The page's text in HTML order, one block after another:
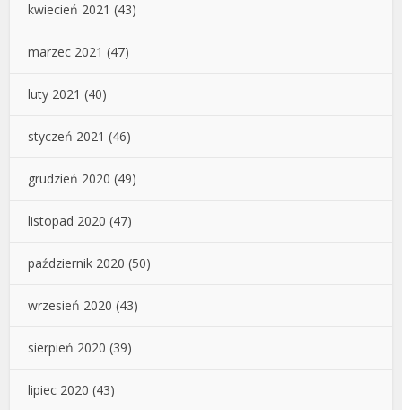
kwiecień 2021 (43)
marzec 2021 (47)
luty 2021 (40)
styczeń 2021 (46)
grudzień 2020 (49)
listopad 2020 (47)
październik 2020 (50)
wrzesień 2020 (43)
sierpień 2020 (39)
lipiec 2020 (43)